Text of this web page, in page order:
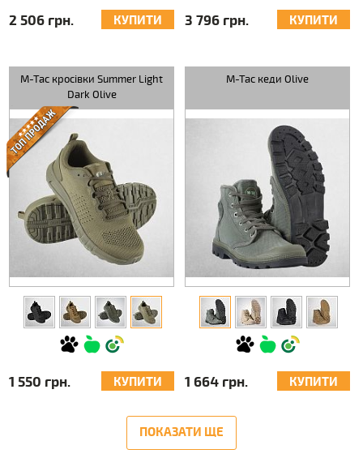
2 506 грн. КУПИТИ 3 796 грн. КУПИТИ
M-Tac кросівки Summer Light
Dark Olive
1 550 грн. КУПИТИ
M-Tac кеди Olive
1 664 грн. КУПИТИ
ПОКАЗАТИ ЩЕ